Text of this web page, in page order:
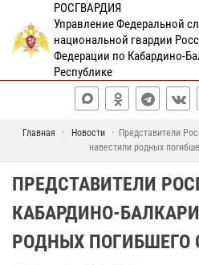
РОСГВАРДИЯ
Управление Федеральной
национальной гвардии
Федерации по Кабардино-
Республике
Главная Новости
Представители
навестили родных
ПРЕДСТАВИТЕЛИ
КАБАРДИНО-
РОДНЫХ